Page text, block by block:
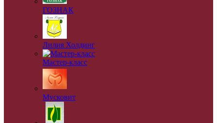
ГОЗНАК
Лилия Холдинг
Мастер-класс
Мусковит